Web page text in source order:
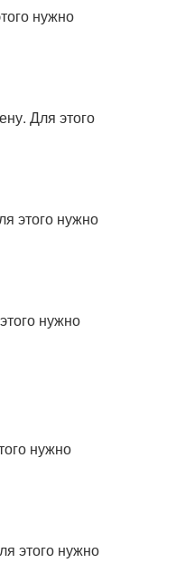
нужно
Для этого
этого нужно
нужно
нужно
этого нужно